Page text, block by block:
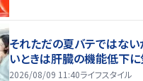
それただの夏バテではない
いときは肝臓の機能低下に
2026/08/09 11:40ライフスタイル